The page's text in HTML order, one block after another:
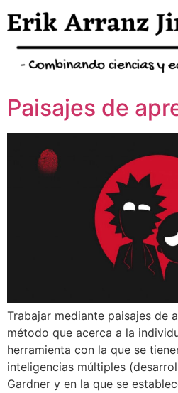
Paisajes de
Trabajar mediante paisajes de
método que acerca a la
herramienta con la que se
inteligencias múltiples
Gardner y en la que se